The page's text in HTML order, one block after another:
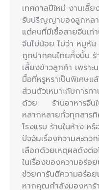
เทศกาลปีใหม่ งานเลี้
รับปริญญาของลูกหล
แต่คนที่มีเชื้อสายจีนเท่
จีนไม่น้อย ไม่ว่า หมูหั
ถูกปากคนไทยทั้งนั้น ร้
เลี้ยงข้าวลูกค้า เพราะ
มื้อที่หรูหราเป็นพิเศษ
ส่วนตัวเหมาะกับการท
ด้วย ร้านอาหารจีนใ
หลากหลายทั่วทุกสาร
โรงแรม ร้านในห้าง ห
ปัจจัยเรื่องความสะดว
เลือกด้วยเหตุผลดัง
ในเรื่องของความอร่อ
ช่วยการันตีความอร่อ
หากคุณกำลังมองหาร้